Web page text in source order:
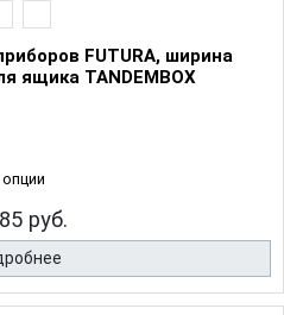
FUTURA, ширина
ящика TANDEMBOX
опции
руб.